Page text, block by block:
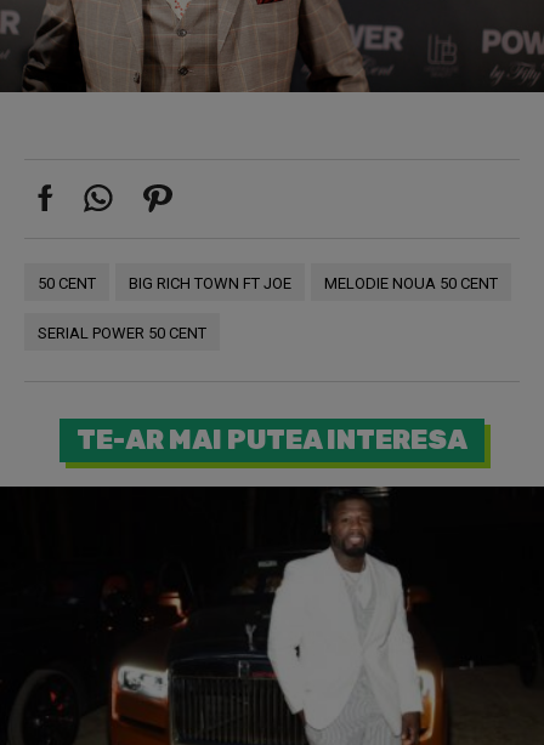
50 CENT BIG RICH TOWN FT JOE MELODIE NOUA 50 CENT
SERIAL POWER 50 CENT
TE-AR MAI PUTEA INTERESA